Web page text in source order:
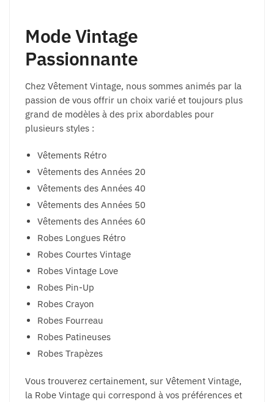
Mode Vintage
Passionnante
Chez Vêtement Vintage, nous sommes animés par la
passion de vous offrir un choix varié et toujours plus
grand de modèles à des prix abordables pour
plusieurs styles :
Vêtements Rétro
Vêtements des Années 20
Vêtements des Années 40
Vêtements des Années 50
Vêtements des Années 60
Robes Longues Rétro
Robes Courtes Vintage
Robes Vintage Love
Robes Pin-Up
Robes Crayon
Robes Fourreau
Robes Patineuses
Robes Trapèzes
Vous trouverez certainement, sur Vêtement Vintage,
la Robe Vintage qui correspond à vos préférences et